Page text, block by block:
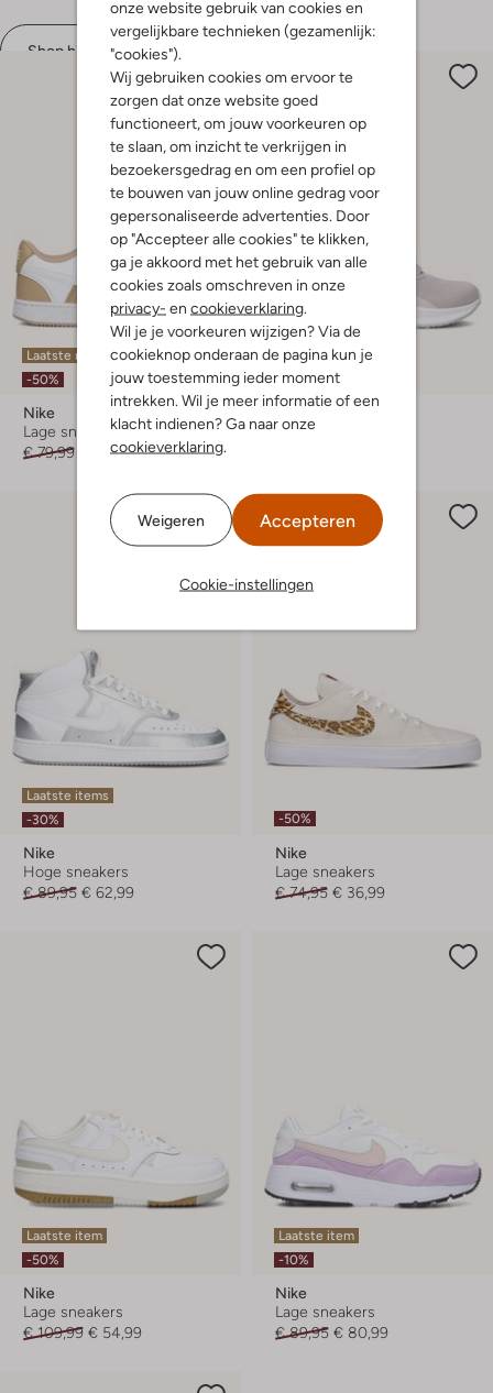
onze website gebruik van cookies en
vergelijkbare technieken (gezamenlijk:
"cookies").
Wij gebruiken cookies om ervoor te
zorgen dat onze website goed
functioneert, om jouw voorkeuren op
te slaan, om inzicht te verkrijgen in
bezoekersgedrag en om een profiel op
te bouwen van jouw online gedrag voor
gepersonaliseerde advertenties. Door
op "Accepteer alle cookies" te klikken,
ga je akkoord met het gebruik van alle
cookies zoals omschreven in onze
privacy- en cookieverklaring.
Wil je je voorkeuren wijzigen? Via de
cookieknop onderaan de pagina kun je
jouw toestemming ieder moment
intrekken. Wil je meer informatie of een
klacht indienen? Ga naar onze
cookieverklaring.
Weigeren Accepteren
Cookie-instellingen
Shop hier
Laatste maten
-50%
Nike
Lage sneakers
€ 79,99
€ 39,99
Laatste items
-30%
Nike
Lage sneakers
Laatste items
-30%
Nike
Hoge sneakers
€ 89,95 € 62,99
-50%
Nike
Lage sneakers
€ 74,95 € 36,99
Laatste item
-50%
Nike
Lage sneakers
€ 109,99 € 54,99
Laatste item
-10%
Nike
Lage sneakers
€ 89,95 € 80,99